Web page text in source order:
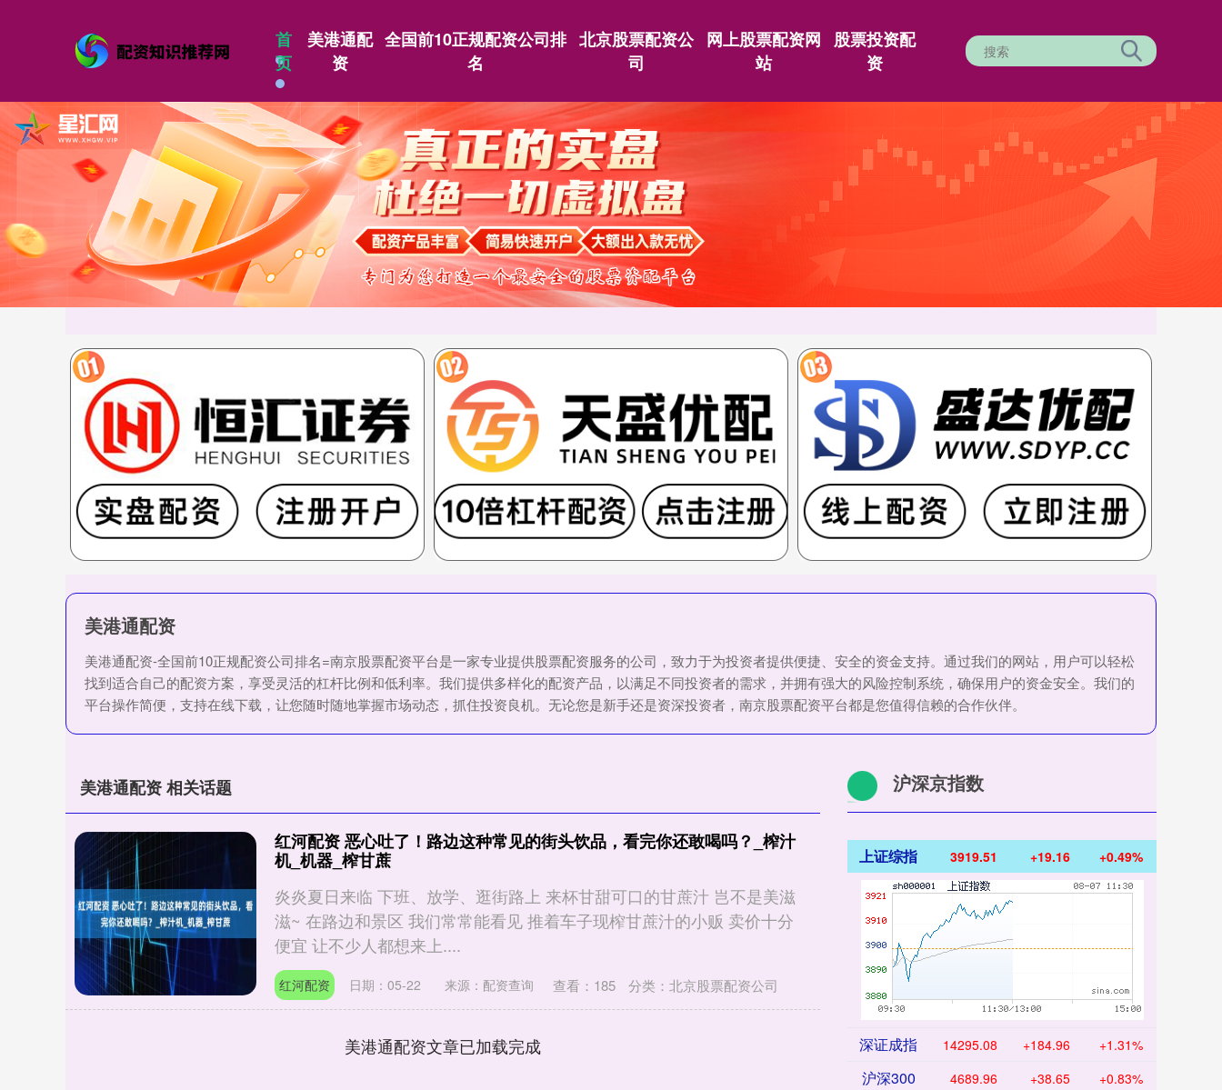
首
页
美港通配
资
全国前10正规配资公司排
名
北京股票配资公
司
网上股票配资网
站
股票投资配
资
美港通配资
美港通配资-全国前10正规配资公司排名=南京股票配资平台是一家专业提供股票配资服务的公司，致力于为投资者提供便捷、安全的资金支持。通过我们的网站，用户可以轻松
找到适合自己的配资方案，享受灵活的杠杆比例和低利率。我们提供多样化的配资产品，以满足不同投资者的需求，并拥有强大的风险控制系统，确保用户的资金安全。我们的
平台操作简便，支持在线下载，让您随时随地掌握市场动态，抓住投资良机。无论您是新手还是资深投资者，南京股票配资平台都是您值得信赖的合作伙伴。
美港通配资 相关话题
红河配资 恶心吐了！路边这种常见的街头饮品，看完你还敢喝吗？_榨汁
机_机器_榨甘蔗
炎炎夏日来临 下班、放学、逛街路上 来杯甘甜可口的甘蔗汁 岂不是美滋
滋~ 在路边和景区 我们常常能看见 推着车子现榨甘蔗汁的小贩 卖价十分
便宜 让不少人都想来上....
红河配资 日期：05-22 来源：配资查询 查看： 185 分类： 北京股票配资公司
美港通配资文章已加载完成
沪深京指数
上证综指 3919.51 +19.16 +0.49%
深证成指 14295.08 +184.96 +1.31%
沪深300 4689.96 +38.65 +0.83%